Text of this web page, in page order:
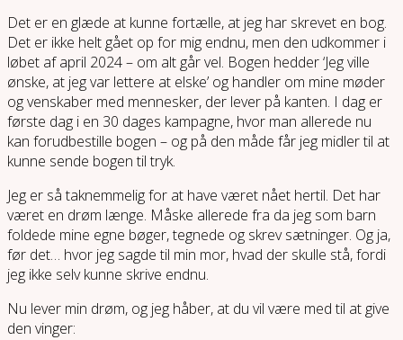
Det er en glæde at kunne fortælle, at jeg har skrevet en bog.
Det er ikke helt gået op for mig endnu, men den udkommer i
løbet af april 2024 – om alt går vel. Bogen hedder ‘Jeg ville
ønske, at jeg var lettere at elske’ og handler om mine møder
og venskaber med mennesker, der lever på kanten. I dag er
første dag i en 30 dages kampagne, hvor man allerede nu
kan forudbestille bogen – og på den måde får jeg midler til at
kunne sende bogen til tryk.
Jeg er så taknemmelig for at have været nået hertil. Det har
været en drøm længe. Måske allerede fra da jeg som barn
foldede mine egne bøger, tegnede og skrev sætninger. Og ja,
før det… hvor jeg sagde til min mor, hvad der skulle stå, fordi
jeg ikke selv kunne skrive endnu.
Nu lever min drøm, og jeg håber, at du vil være med til at give
den vinger: